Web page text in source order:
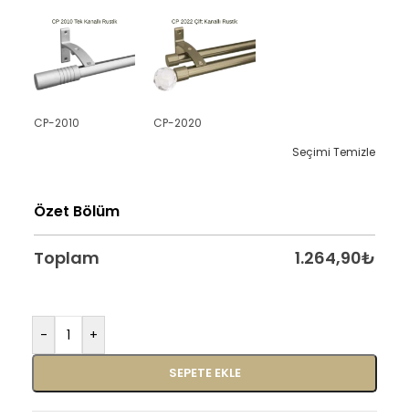
CP-2010
CP-2020
Seçimi Temizle
Özet Bölüm
Toplam 1.264,90₺
- +
SEPETE EKLE